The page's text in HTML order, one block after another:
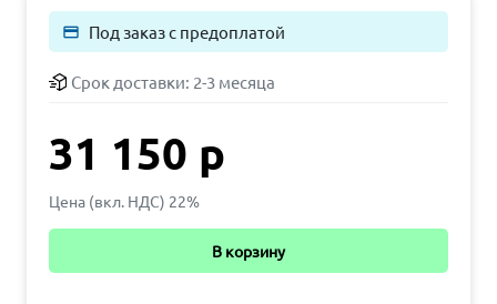
payment Под заказ с предоплатой
Срок доставки: 2-3 месяца
31 150 р
Цена (вкл. НДС) 22%
В корзину